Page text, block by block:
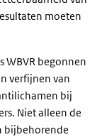
moeten
WBVR begonnen
verfijnen van
bij
Niet alleen de
bijbehorende